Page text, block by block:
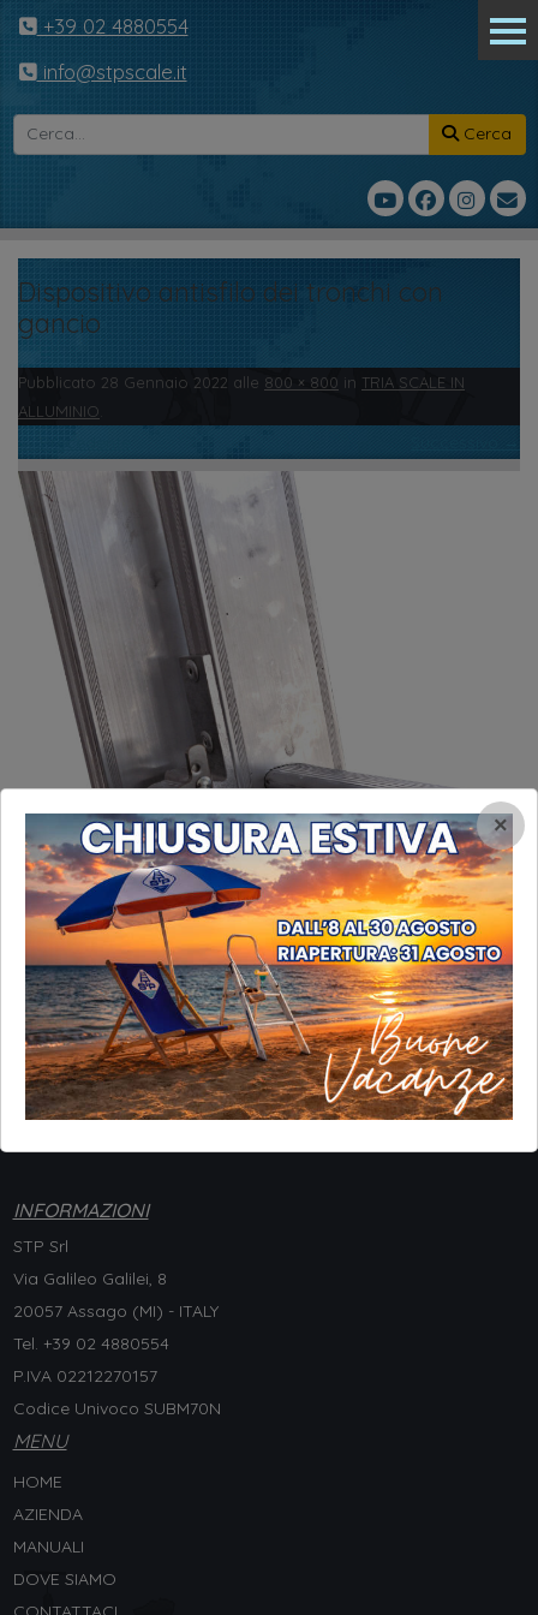
+39 02 4880554
info@stpscale.it
Cerca
Dispositivo antisfilo dei tronchi con
gancio
Pubblicato 28 Gennaio 2022 alle 800 × 800 in TRIA SCALE IN
ALLUMINIO
Dispositivo antisfilo dei tronchi con gancio
Dispositivo antisfilo dei tronchi con gancio
INFORMAZIONI
STP Srl
Via Galileo Galilei, 8
20057 Assago (MI) - ITALY
Tel. +39 02 4880554
P.IVA 02212270157
Codice Univoco SUBM70N
MENU
HOME
AZIENDA
MANUALI
DOVE SIAMO
×